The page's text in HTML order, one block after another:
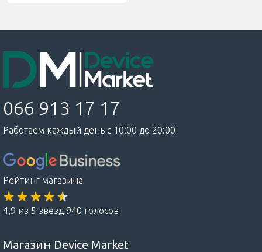
066 913 17 17
Работаем каждый день с 10:00 до 20:00
Рейтинг магазина
4,9 из 5 звезд 940 голосов
Магазин Device Market